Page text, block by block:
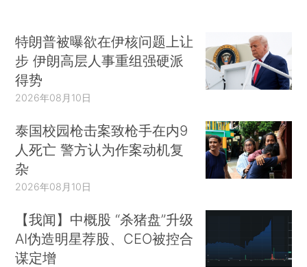
特朗普被曝欲在伊核问题上让
步 伊朗高层人事重组强硬派
得势
2026年08月10日
泰国校园枪击案致枪手在内9
人死亡 警方认为作案动机复
杂
2026年08月10日
【我闻】中概股 “杀猪盘”升级
AI伪造明星荐股、CEO被控合
谋定增